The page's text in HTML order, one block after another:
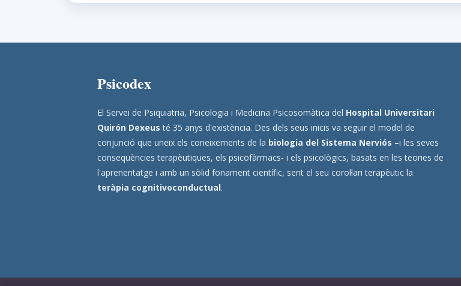
Psicodex
El Servei de Psiquiatria, Psicologia i Medicina Psicosomàtica del Hospital Universitari
Quirón Dexeus té 35 anys d'existència. Des dels seus inicis va seguir el model de
conjunció que uneix els coneixements de la biologia del Sistema Nerviós –i les seves
conseqüències terapèutiques, els psicofàrmacs- i els psicològics, basats en les teories de
l'aprenentatge i amb un sòlid fonament científic, sent el seu corol·lari terapèutic la
teràpia cognitivoconductual.